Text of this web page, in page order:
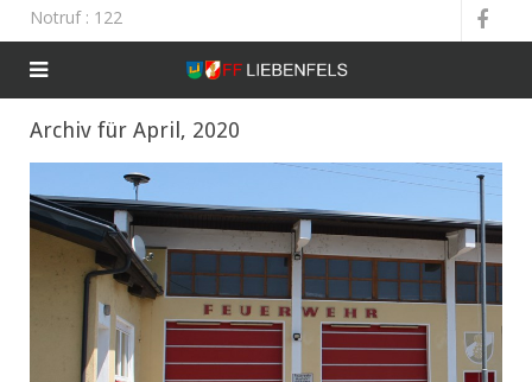
Notruf: 122
Archiv für April, 2020